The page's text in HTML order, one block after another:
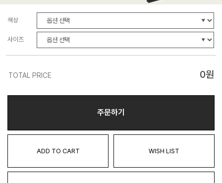
색상
사이즈
TOTAL PRICE 0원
주문하기
ADD TO CART WISH LIST